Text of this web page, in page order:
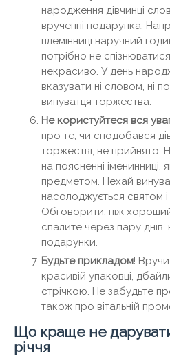
народження дівчинці
врученні подарунка.
племінниці наручний
потрібно не
некрасиво. У день
вказувати ні словом, ні
винуватця торжества.
Не користуйтеся вся
про те, чи сподобався
торжестві, не прийнято.
на поясненні іменинниці,
предметом. Нехай
насолоджується святом
Обговорити, ніж
спалите через пару днів,
подарунки.
Будьте прикладом!
красивій упаковці,
стрічкою. Не забудьте
також про вітальній
Що краще не дарувати
річчя